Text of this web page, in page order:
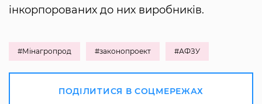
інкорпорованих до них виробників.
#Мінагропрод #законопроект #АФЗУ
ПОДІЛИТИСЯ В СОЦМЕРЕЖАХ